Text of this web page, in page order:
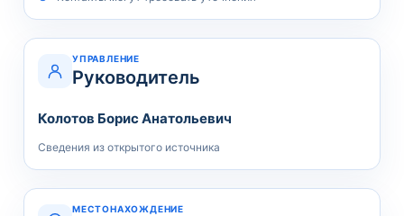
УПРАВЛЕНИЕ
Руководитель
Колотов Борис Анатольевич
Сведения из открытого источника
МЕСТОНАХОЖДЕНИЕ